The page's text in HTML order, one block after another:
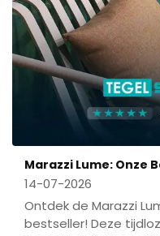
Marazzi Lume: Onze
14-07-2026
Ontdek de Marazzi
bestseller! Deze